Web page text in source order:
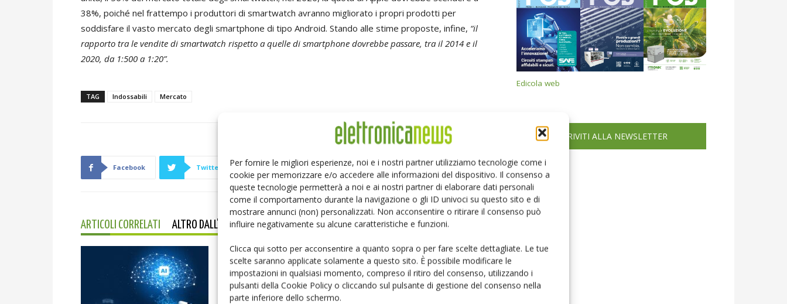
Per fornire le migliori esperienze, noi e i nostri partner utilizziamo tecnologie come i
cookie per memorizzare e/o accedere alle informazioni del dispositivo. Il consenso a
queste tecnologie permetterà a noi e ai nostri partner di elaborare dati personali
come il comportamento durante la navigazione o gli ID univoci su questo sito e di
mostrare annunci (non) personalizzati. Non acconsentire o ritirare il consenso può
influire negativamente su alcune caratteristiche e funzioni.
Clicca qui sotto per acconsentire a quanto sopra o per fare scelte dettagliate. Le tue
scelte saranno applicate solamente a questo sito. È possibile modificare le
impostazioni in qualsiasi momento, compreso il ritiro del consenso, utilizzando i
pulsanti della Cookie Policy o cliccando sul pulsante di gestione del consenso nella
parte inferiore dello schermo.
38%, poiché nel frattempo i produttori di smartwatch avranno migliorato i propri prodotti per
soddisfare il vasto mercato degli smartphone di tipo Android. Stando alle stime proposte, infine, “il
rapporto tra le vendite di smartwatch rispetto a quelle di smartphone dovrebbe passare, tra il 2014 e il
2020, da 1:500 a 1:20”.
TAG Indossabili Mercato
Facebook Twitter Linkedin Pinterest
ARTICOLI CORRELATI ALTRO DALL'AUTORE
Edicola web
ISCRIVITI ALLA NEWSLETTER